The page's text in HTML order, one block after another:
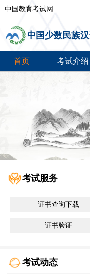
中国教育考试网
中国少数民族
首页 考试介绍
考试服务
证书查询下载
证书验证
考试动态